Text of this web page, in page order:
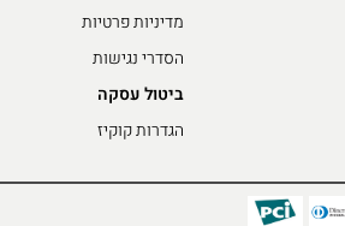
מדיניות פרטיות
הסדרי נגישות
ביטול עסקה
הגדרות קוקיז